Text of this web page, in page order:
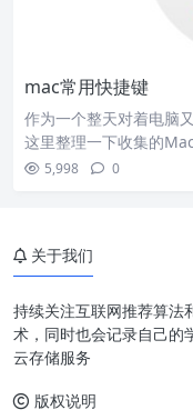
mac常用快捷键
作为一个整天对着电脑
这里整理一下收集的
5,998 0
关于我们
持续关注互联网推荐算法
术，同时也会记录自己的
云存储服务
版权说明